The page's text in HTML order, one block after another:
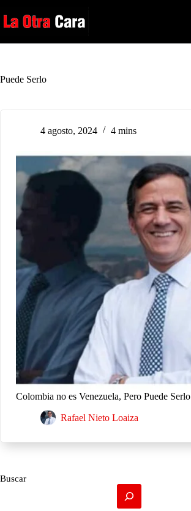
al
contenido
Puede Serlo
4 agosto, 2024 4 mins
Colombia no es Venezuela, Pero Puede Serlo
Rafael Nieto Loaiza
Buscar